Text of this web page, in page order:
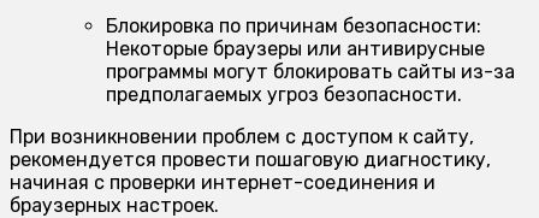
Блокировка по причинам безопасности:
Некоторые браузеры или антивирусные
программы могут блокировать сайты из-за
предполагаемых угроз безопасности.
При возникновении проблем с доступом к сайту,
рекомендуется провести пошаговую диагностику,
начиная с проверки интернет-соединения и
браузерных настроек.